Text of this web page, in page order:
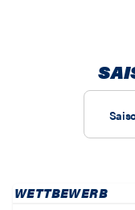
WETTBEWERB